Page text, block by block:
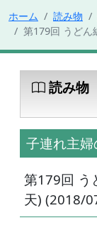
ホーム 読み物
第179回 うどん
読み物
子連れ主
第179回 う
天) (2018/